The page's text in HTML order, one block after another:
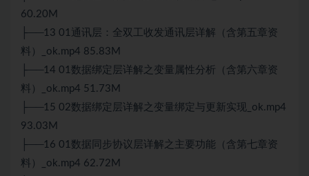
60.20M
├──13 01通讯层：全双工收发通讯层详解（含第五章资
料）_ok.mp4 85.83M
├──14 01数据绑定层详解之变量属性分析（含第六章资
料）_ok.mp4 51.73M
├──15 02数据绑定层详解之变量绑定与更新实现_ok.mp4
93.03M
├──16 01数据同步协议层详解之主要功能（含第七章资
料）_ok.mp4 62.72M